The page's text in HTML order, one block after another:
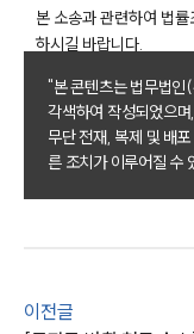
본 소송과 관련하여 법
하시길 바랍니다.
"본 콘텐츠는 법무법인
각색하여 작성되었으
무단 전재, 복제 및 배
른 조치가 이루어질 수
이전글